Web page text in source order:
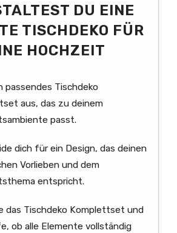
DU EINE
TISCHDEKO FÜR
HOCHZEIT
passendes Tischdeko
aus, das zu deinem
passt.
dich für ein Design, das deinen
Vorlieben und dem
entspricht.
das Tischdeko Komplettset und
ob alle Elemente vollständig